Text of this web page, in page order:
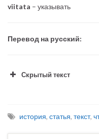
viitata – указывать
Перевод на русский:
Скрытый текст
история, статья, текст,